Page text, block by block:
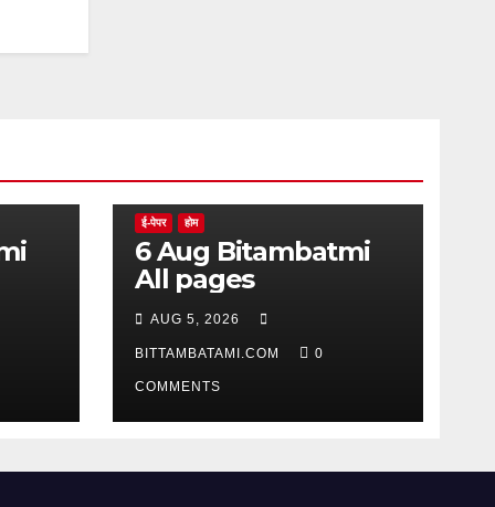
ई-पेपर होम
6 Aug Bitambatmi
All pages
AUG 5, 2026
BITTAMBATAMI.COM 0
COMMENTS